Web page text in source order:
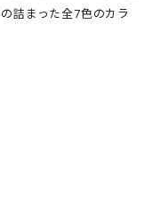
詰まった全7色のカラ